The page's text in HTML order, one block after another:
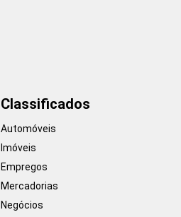
Classificados
Automóveis
Imóveis
Empregos
Mercadorias
Negócios